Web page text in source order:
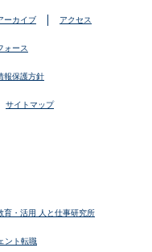
ーカイブ アクセス
ォース
報保護方針
サイトマップ
育・活用 人と仕事研究所
ント転職